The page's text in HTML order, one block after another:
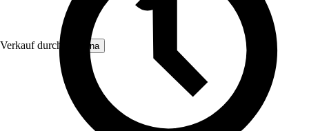
Verkauf durch: Moluna